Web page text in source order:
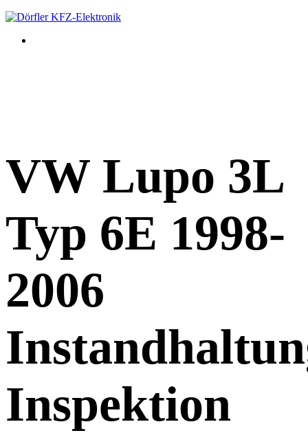
VW Lupo 3L
Typ 6E 1998-
2006
Inspektion